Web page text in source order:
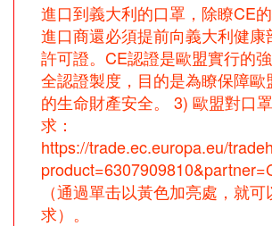
進口到義大利的口罩，除瞭CE
進口商還必須提前向義大利健康
許可證。CE認證是歐盟實行的
全認證製度，目的是為瞭保障歐
的生命財產安全。 3) 歐盟對口
求：
https://trade.ec.europa.eu/
（通過單击以黃色加亮處，就
求）。